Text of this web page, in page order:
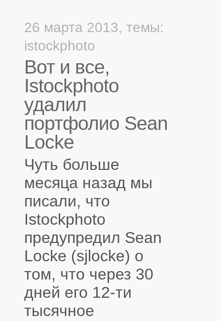
26 марта 2013, темы:
istockphoto
Вот и все,
Istockphoto
удалил
портфолио Sean
Locke
Чуть больше
месяца назад мы
писали, что
Istockphoto
предупредил Sean
Locke (sjlocke) о
том, что через 30
дней его 12-ти
тысячное